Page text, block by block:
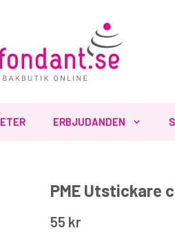
ERBJUDANDEN
du inte vill missa
PME Utstickare
55 kr